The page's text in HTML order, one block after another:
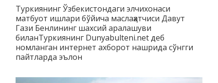
Туркиянинг Ўзбекистондаги элчихонаси
матбуот ишлари бўйича маслаҳатчиси Давут
Гази Бенлининг шахсий аралашуви
биланТуркиянинг Dunyabulteni.net деб
номланган интернет ахборот нашрида сўнгги
пайтларда эълон